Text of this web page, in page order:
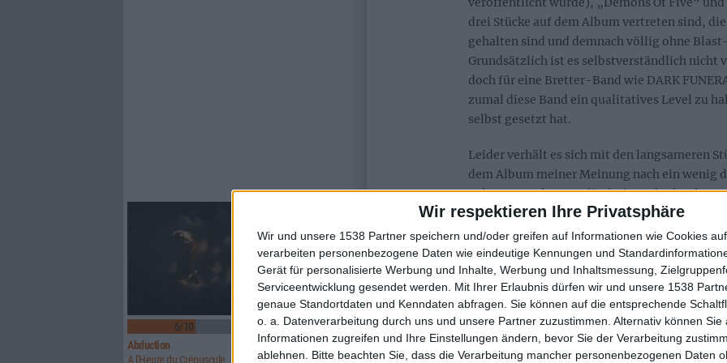
Wir respektieren Ihre Privatsphäre
Wir und unsere 1538 Partner speichern und/oder greifen auf Informationen wie Cookies
verarbeiten personenbezogene Daten wie eindeutige Kennungen und
Gerät für personalisierte Werbung und Inhalte, Werbung und Inhaltsmessung,
Serviceentwicklung gesendet werden.
Mit Ihrer Erlaubnis dürfen wir und unsere 1538
genaue Standortdaten und Kenndaten abfragen. Sie können auf die entsprechende
o. a. Datenverarbeitung durch uns und unsere Partner zuzustimmen. Alternativ können Sie
Informationen zugreifen und Ihre Einstellungen ändern, bevor Sie der Verarbeitung
ablehnen.
Bitte beachten Sie, dass die Verarbeitung mancher personenbezogenen Daten
drei Stücke auf dem Album vertreten sind,
gehalten sind und demnach völlig ohne
Grundsätzlich ist es selbstverständlich nicht
doch für eine Bretter-Band wie DARK
zumal diese Band ein qualitatives Level zu
selbst gesetzt hat.
Leider verhält es sich mit den langsameren
dem Album meiner Meinung nach ein wenig
nehmen. Auch wenn die drei Tracks
besitzen sie einfach nicht die große Klasse,
Black-Metal-Truppen her kennt, die
umgehen können. Dazu kommt dann noch,
schnellen Tracks den Biss haben, wie ich es
erwartet habe.
Als eine Art Neuerung fallen mir Elemente
Gesänge in „Stigmata“ oder der modern
6/10
Abduction
A l'Heure du Crépuscule
6/10
Above Aurora
Path To Ruin